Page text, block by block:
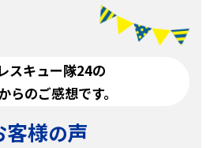
スキュー隊24の
らのご感想です。
客様の声